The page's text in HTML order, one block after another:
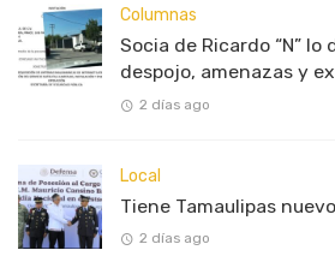
Columnas
Socia de Ricardo “N” lo
despojo, amenazas y
2 días ago
Local
Tiene Tamaulipas
2 días ago